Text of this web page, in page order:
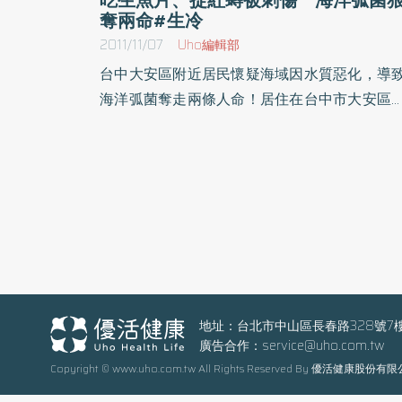
奪兩命#生冷
2011/11/07 Uho編輯部
台中大安區附近居民懷疑海域因水質惡化，導
海洋弧菌奪走兩條人命！居住在台中市大安區的
季，在處理魚蟹時，若不慎被蚵殼、蟹腳等尖
物割傷，或吃到未完全煮熟、遭污染的魚貝類
都可能感染海洋弧菌，嚴重時甚至會併發敗血
症，海洋弧菌適合生存在攝氏20度、0.7%
地址：台北市中山區長春路328號7
廣告合作： service@uho.com.tw
Copyright © www.uho.com.tw All Rights Reserved By 優活健康股份有限